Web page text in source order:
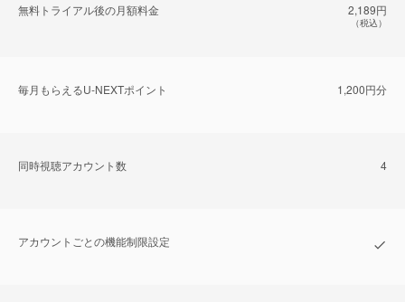
無料トライアル後の⽉額料金 2,189円
（税込）
毎⽉もらえるU-NEXTポイント 1,200円分
同時視聴アカウント数 4
アカウントごとの機能制限設定